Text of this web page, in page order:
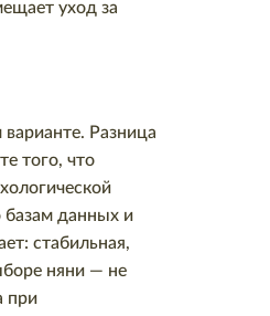
уход за
Разница
того, что
базам данных и
стабильная,
няни — не
при